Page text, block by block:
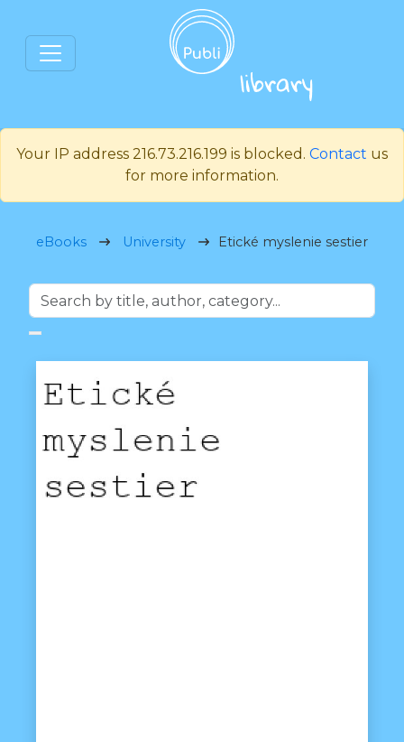
Your IP address 216.73.216.199 is blocked. Contact us
for more information.
eBooks University Etické myslenie sestier